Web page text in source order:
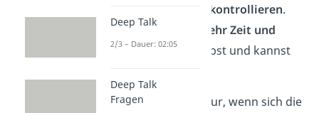
nicht kontrollieren.
Dadurch hast du
mehr Zeit und
Energiefür dich selbst und kannst
Das funktioniert aber nur, wenn sich die
Deep Talk
2/3 – Dauer: 02:05
Deep Talk
Fragen